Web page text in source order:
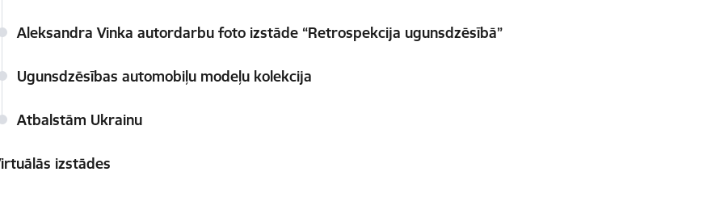
Aleksandra Vinka autordarbu foto izstāde “Retrospekcija ugunsdzēsībā”
Ugunsdzēsības automobiļu modeļu kolekcija
Atbalstām Ukrainu
izstādes